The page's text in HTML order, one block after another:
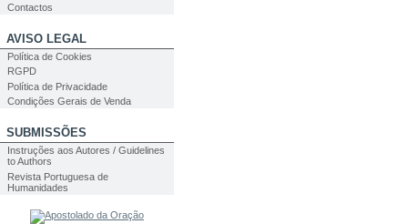
Contactos
AVISO LEGAL
Política de Cookies
RGPD
Política de Privacidade
Condições Gerais de Venda
SUBMISSÕES
Instruções aos Autores / Guidelines
to Authors
Revista Portuguesa de
Humanidades